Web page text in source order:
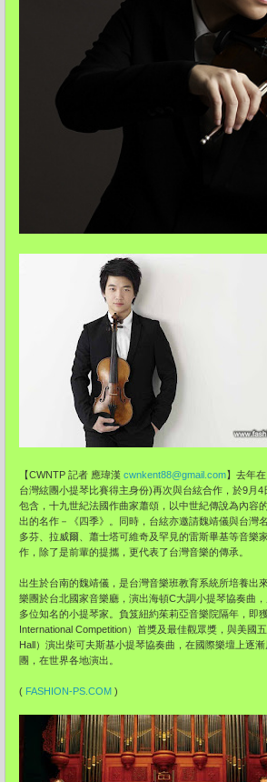
【CWNTP 記者 應瑋漢 cwnkent88@gmail.com】去年
台灣絃團小提琴比賽得主身份)再次與台絃合作，於9月
包含，十九世紀法國作曲家蕭頌，以中世紀傳說為內容
出的名作－《四季》。同時，台絃亦邀請魏靖儀與台灣
多芬、拉威爾、蕭士塔可維奇及罕見的雷斯畢基等音樂
作，除了是前輩的提攜，更代表了台灣音樂的傳承。
出生於台南的魏靖儀，是台灣音樂班教育系統所培養出
樂團於台北國家音樂廳，演出海頓C大調小提琴協奏曲
多位知名的小提琴家。負笈紐約茱莉亞音樂院隔年，即
International Competition）首獎及最佳觀眾獎，與美國
Hall）演出柴可夫斯基小提琴協奏曲，在國際樂壇上逐
團，在世界各地演出。
( FASHION-PS.COM )